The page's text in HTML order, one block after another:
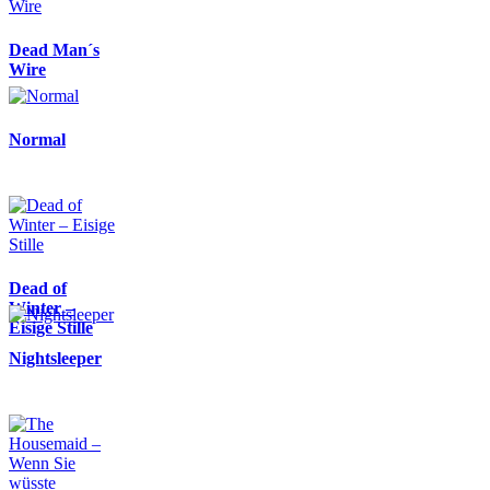
Dead Man´s
Wire
Normal
Dead of
Winter –
Eisige Stille
Nightsleeper